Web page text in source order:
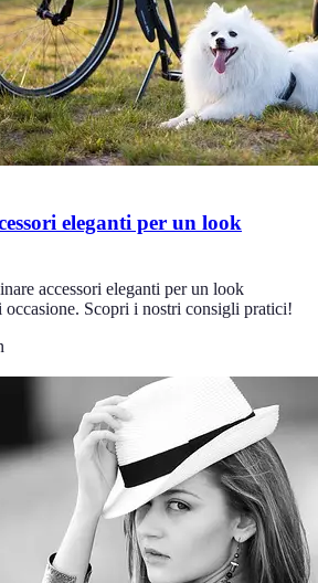
eleganti per un look
accessori eleganti per un look
occasione. Scopri i nostri consigli pratici!